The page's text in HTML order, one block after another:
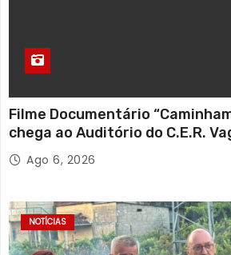
Filme Documentário
chega ao Auditório do C.E.R.
solidária
Ago 6, 2026
NOTÍCIAS